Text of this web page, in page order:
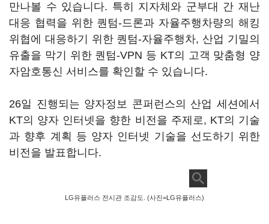
만나볼 수 있습니다. 특히 지자체와 군부대 간 재난
대응 협력을 위한 퀀텀-드론과 자율주행차량의 해킹
위협에 대응하기 위한 퀀텀-자율주행차, 산업 기밀의
유출을 막기 위한 퀀텀-VPN 등 KT의 고객 맞춤형 양
자암호통신 서비스를 확인할 수 있습니다.
26일 진행되는 양자정보 콘퍼런스의 산업 세션에서
KT의 양자 인터넷을 향한 비전을 주제로, KT의 기술
과 향후 계획 등 양자 인터넷 기술을 선도하기 위한
비전을 발표합니다.
LG유플러스 전시관 조감도. (사진=LG유플러스)